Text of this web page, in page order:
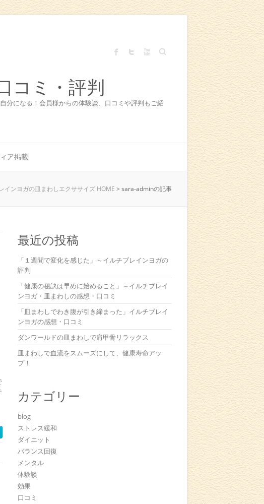
Search
コミ・評判
分になる！会員様からの体験談、口コミや評判もご紹
ア掲載
インヨガの皿まわしエクササイズ HOME > sara-adminの記事
最近の投稿
「１週間で変化を感じた」～イルチブレインヨガの
評判
「健康の秘訣は早めに始めること」～イルチブレイ
ンヨガ・皿まわしの感想・口コミ
「皿まわしでわき腹が引き締まった」イルチブレイ
ンヨガの感想・口コミ
ダンワールドの皿まわしで肩甲骨リラックス
皿まわしで血流をスムーズにして、健康寿命アッ
プ！
カテゴリー
blog
ストレス緩和
ダイエット
バランス回復
メンタル
体験談
効果
口コミ